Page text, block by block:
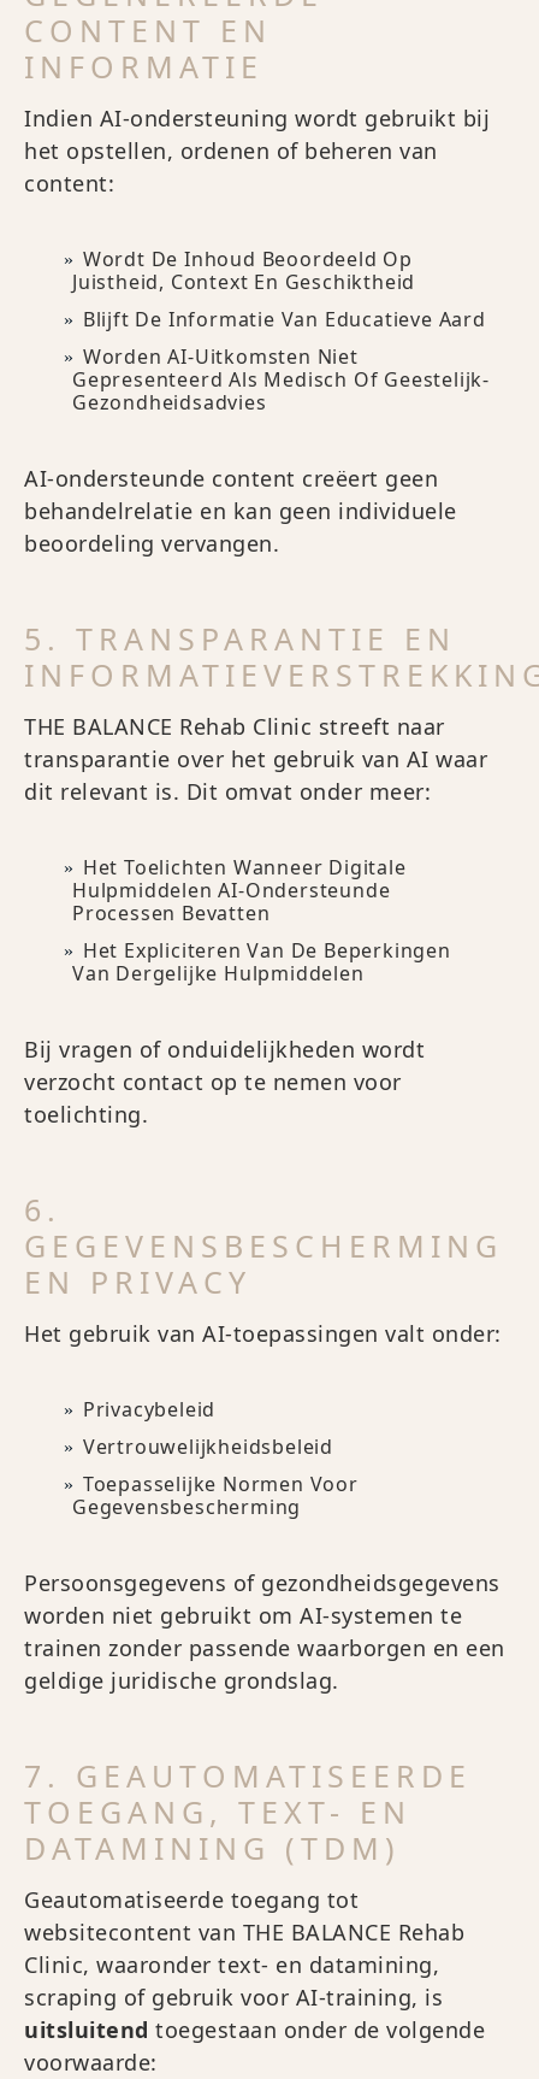
CONTENT EN
INFORMATIE
Indien AI-ondersteuning wordt gebruikt bij
het opstellen, ordenen of beheren van
content:
Wordt De Inhoud Beoordeeld Op
Juistheid, Context En Geschiktheid
Blijft De Informatie Van Educatieve Aard
Worden AI-Uitkomsten Niet
Gepresenteerd Als Medisch Of Geestelijk-
Gezondheidsadvies
AI-ondersteunde content creëert geen
behandelrelatie en kan geen individuele
beoordeling vervangen.
5. TRANSPARANTIE EN
THE BALANCE Rehab Clinic streeft naar
transparantie over het gebruik van AI waar
dit relevant is. Dit omvat onder meer:
Het Toelichten Wanneer Digitale
Hulpmiddelen AI-Ondersteunde
Processen Bevatten
Het Expliciteren Van De Beperkingen
Van Dergelijke Hulpmiddelen
Bij vragen of onduidelijkheden wordt
verzocht contact op te nemen voor
toelichting.
6.
GEGEVENSBESCHERMING
EN PRIVACY
Het gebruik van AI-toepassingen valt onder:
Privacybeleid
Vertrouwelijkheidsbeleid
Toepasselijke Normen Voor
Gegevensbescherming
Persoonsgegevens of gezondheidsgegevens
worden niet gebruikt om AI-systemen te
trainen zonder passende waarborgen en een
geldige juridische grondslag.
7. GEAUTOMATISEERDE
TOEGANG, TEXT- EN
DATAMINING (TDM)
Geautomatiseerde toegang tot
websitecontent van THE BALANCE Rehab
Clinic, waaronder text- en datamining,
scraping of gebruik voor AI-training, is
uitsluitend toegestaan onder de volgende
voorwaarde: